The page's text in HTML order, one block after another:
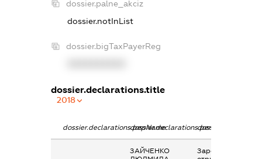
dossier.palne_akciz
dossier.notInList
dossier.bigTaxPayerReg
dossier.declarations.title
2018
dossier.declarations.pepNamedossier.declarations.personName
ЗАЙЧЕНКО
Заробітна плата